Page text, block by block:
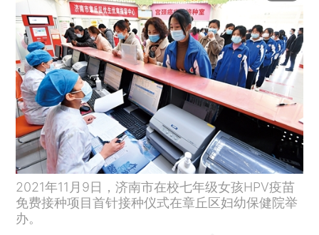
2021年11月9日，济南市在校七年级女孩HPV疫苗
免费接种项目首针接种仪式在章丘区妇幼保健院举
办。